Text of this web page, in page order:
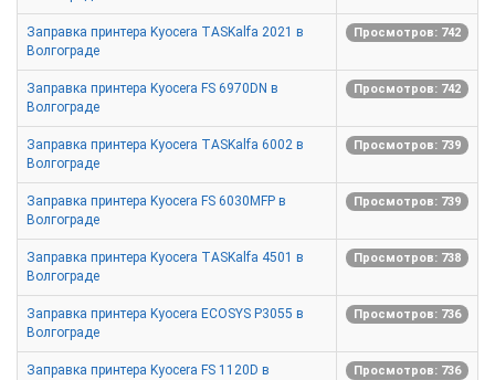
Заправка принтера Kyocera TASKalfa 2021 в
Волгограде
Просмотров: 742
Заправка принтера Kyocera FS 6970DN в
Волгограде
Просмотров: 742
Заправка принтера Kyocera TASKalfa 6002 в
Волгограде
Просмотров: 739
Заправка принтера Kyocera FS 6030MFP в
Волгограде
Просмотров: 739
Заправка принтера Kyocera TASKalfa 4501 в
Волгограде
Просмотров: 738
Заправка принтера Kyocera ECOSYS P3055 в
Волгограде
Просмотров: 736
Заправка принтера Kyocera FS 1120D в
Просмотров: 736